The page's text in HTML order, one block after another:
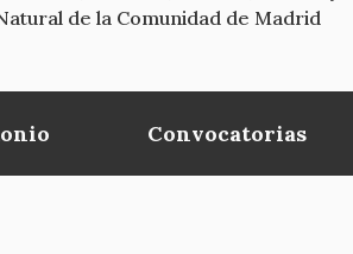
de la Comunidad de Madrid
Convocatorias